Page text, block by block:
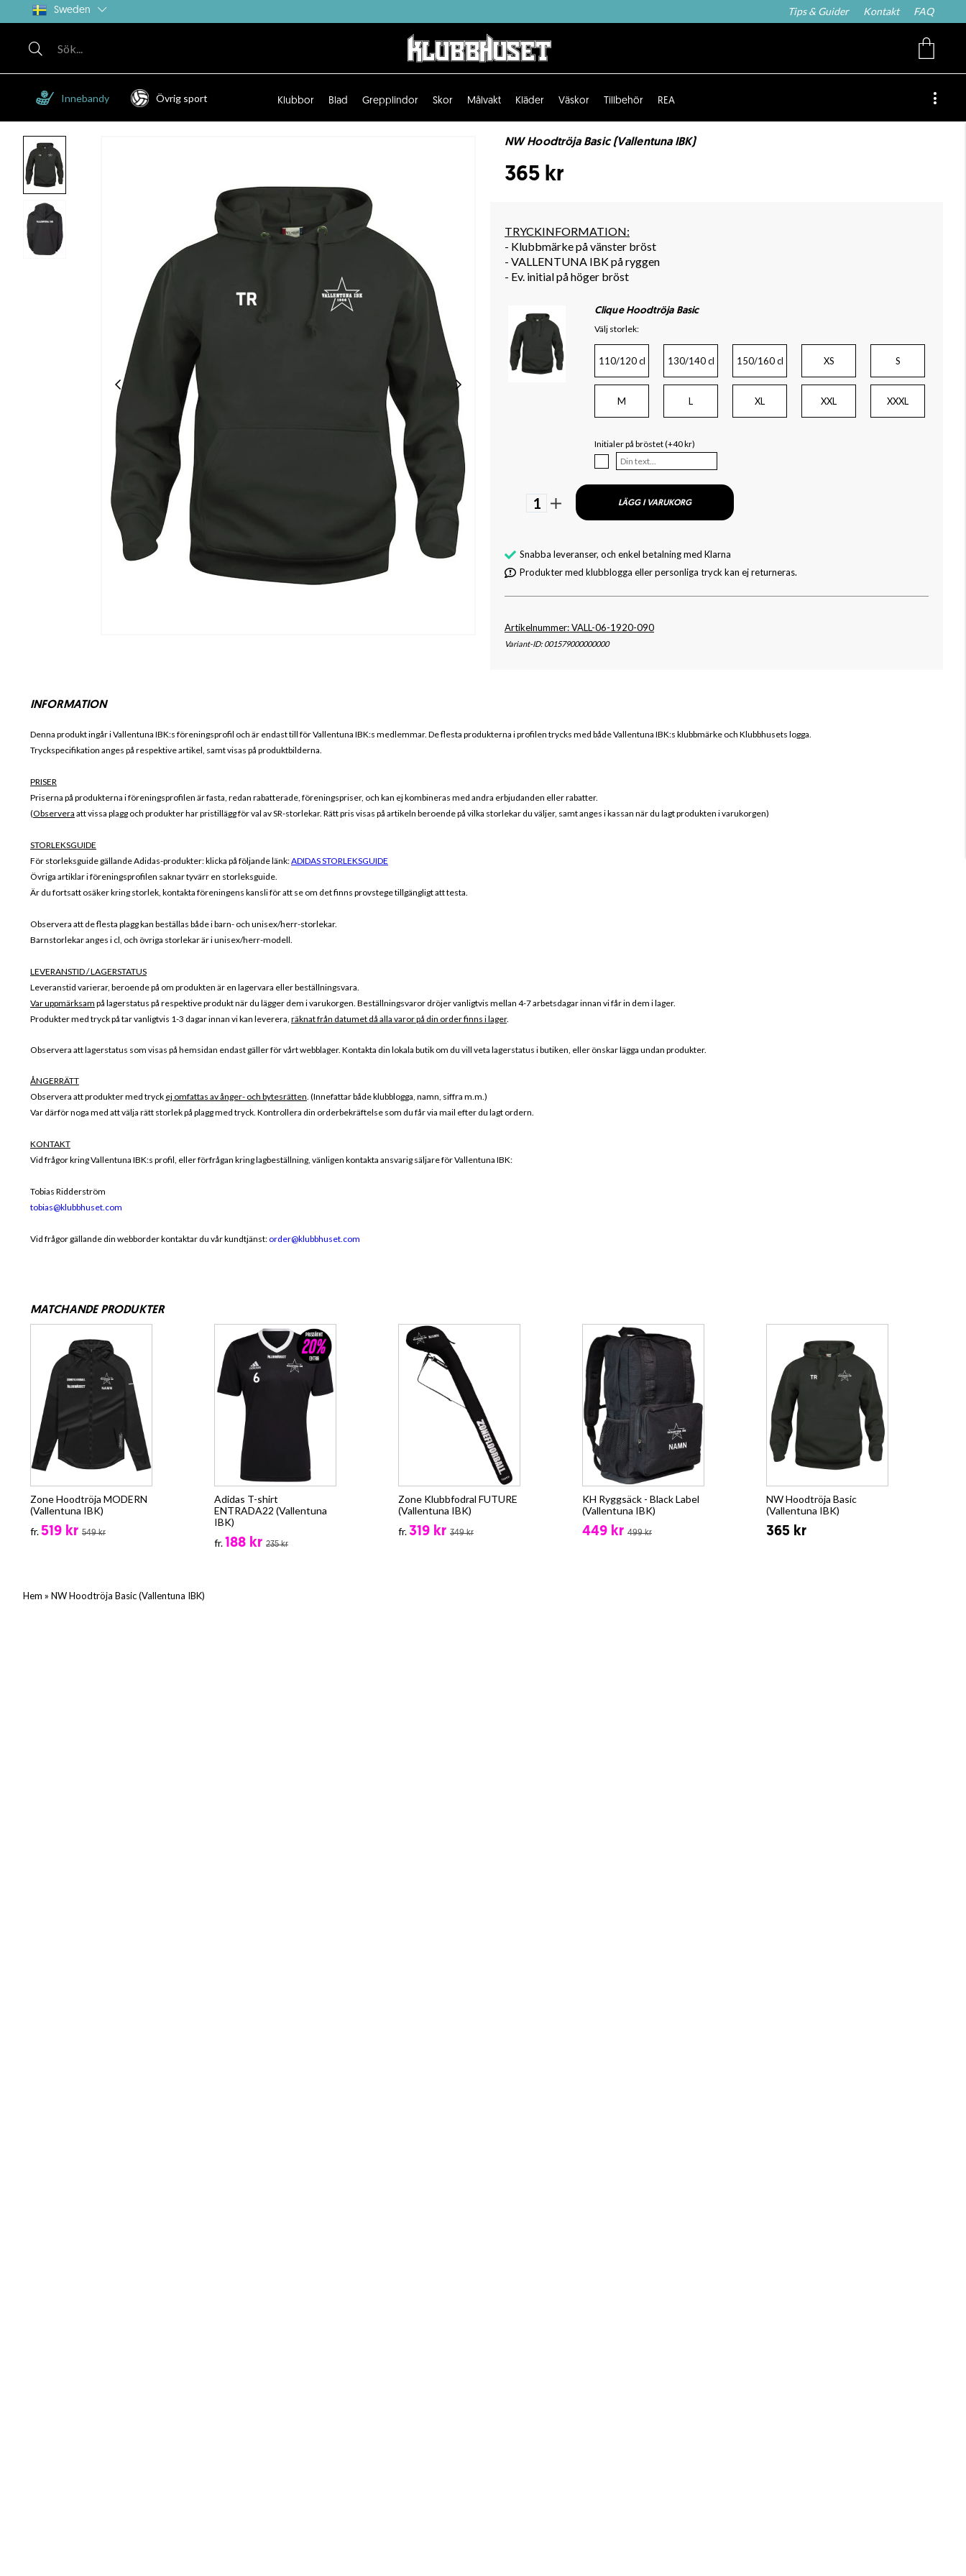
Sweden Tips & Guider Kontakt FAQ
Innebandy Övrig sport Klubbor Blad Grepplindor Skor Målvakt Kläder Väskor Tillbehör REA
NW Hoodtröja Basic (Vallentuna IBK)
365 kr
TRYCKINFORMATION:
- Klubbmärke på vänster bröst
- VALLENTUNA IBK på ryggen
- Ev. initial på höger bröst
Clique Hoodtröja Basic
Välj storlek:
110/120 cl 130/140 cl 150/160 cl XS S
M L XL XXL XXXL
Initialer på bröstet (+40 kr)
1 LÄGG I VARUKORG
Snabba leveranser, och enkel betalning med Klarna
Produkter med klubblogga eller personliga tryck kan ej returneras.
Artikelnummer: VALL-06-1920-090
Variant-ID: 001579000000000
INFORMATION
Denna produkt ingår i Vallentuna IBK:s föreningsprofil och är endast till förVallentuna IBK:s medlemmar. De flesta produkterna i profilen trycks med bådeVallentuna IBK:s klubbmärke och Klubbhusets logga.
Tryckspecifikation anges på respektive artikel, samt visas på produktbilderna.
PRISER
Priserna på produkterna i föreningsprofilen är fasta, redan rabatterade, föreningspriser, och kan ej kombineras med andra erbjudanden eller rabatter.
(Observera att vissa plagg och produkter har pristillägg för val av SR-storlekar. Rätt pris visas på artikeln beroende på vilka storlekar du väljer, samt anges i kassan när du lagt produkten i varukorgen)
STORLEKSGUIDE
För storleksguide gällande Adidas-produkter: klicka på följande länk:ADIDAS STORLEKSGUIDE
Övriga artiklar i föreningsprofilen saknar tyvärr en storleksguide.
Är du fortsatt osäker kring storlek, kontakta föreningens kansli för att se om det finns provstege tillgängligt att testa.
Observera att de flesta plagg kan beställas både i barn- och unisex/herr-storlekar.
Barnstorlekar anges i cl, och övriga storlekar är i unisex/herr-modell.
LEVERANSTID / LAGERSTATUS
Leveranstid varierar, beroende på om produkten är en lagervara eller beställningsvara.
Var uppmärksam på lagerstatus på respektive produkt när du lägger dem i varukorgen. Beställningsvaror dröjer vanligtvis mellan 4-7 arbetsdagar innan vi får in dem i lager.
Produkter med tryck på tar vanligtvis 1-3 dagar innan vi kan leverera, räknat från datumet då alla varor på din order finns i lager.
Observera att lagerstatus som visas på hemsidan endast gäller för vårt webblager. Kontakta din lokala butik om du vill veta lagerstatus i butiken, eller önskar lägga undan produkter.
ÅNGERRÄTT
Observera att produkter med tryck ej omfattas av ånger- och bytesrätten. (Innefattar både klubblogga, namn, siffra m.m.)
Var därför noga med att välja rätt storlek på plagg med tryck. Kontrollera din orderbekräftelse som du får via mail efter du lagt ordern.
KONTAKT
Vid frågor kring Vallentuna IBK:s profil, eller förfrågan kring lagbeställning, vänligen kontakta ansvarig säljare för Vallentuna IBK:
Tobias Ridderström
tobias@klubbhuset.com
Vid frågor gällande din webborder kontaktar du vår kundtjänst: order@klubbhuset.com
MATCHANDE PRODUKTER
Zone Hoodtröja MODERN
(Vallentuna IBK)
fr.519 kr 549 kr
Adidas T-shirt
ENTRADA22 (Vallentuna
IBK)
fr.188 kr 235 kr
Zone Klubbfodral FUTURE
(Vallentuna IBK)
fr.319 kr 349 kr
KH Ryggsäck - Black Label
(Vallentuna IBK)
449 kr 499 kr
NW Hoodtröja Basic
(Vallentuna IBK)
365 kr
Hem » NW Hoodtröja Basic (Vallentuna IBK)